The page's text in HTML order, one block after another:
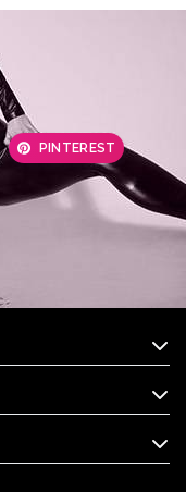
PINTEREST